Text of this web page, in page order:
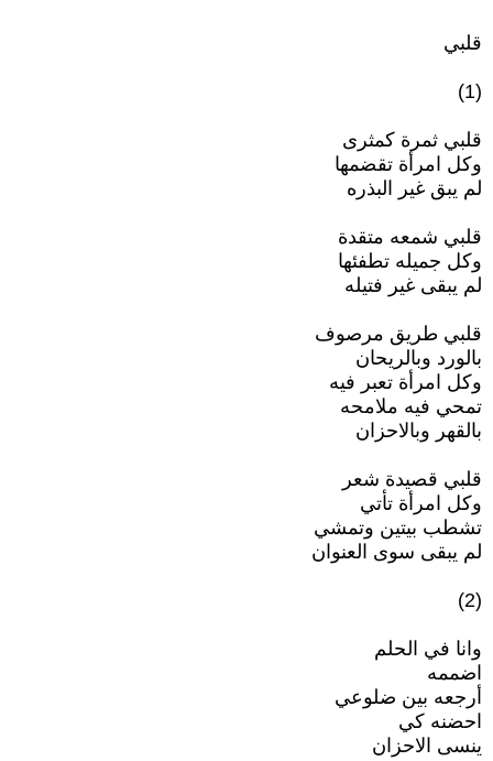
قلبي
(1)
قلبي ثمرة كمثرى
وكل امرأة تقضمها
لم يبق غير البذره
قلبي شمعه متقدة
وكل جميله تطفئها
لم يبقى غير فتيله
قلبي طريق مرصوف
بالورد وبالريحان
وكل امرأة تعبر فيه
تمحي فيه ملامحه
بالقهر وبالاحزان
قلبي قصيدة شعر
وكل امرأة تأتي
تشطب بيتين وتمشي
لم يبقى سوى العنوان
(2)
وانا في الحلم
اضممه
أرجعه بين ضلوعي
احضنه كي
ينسى الاحزان